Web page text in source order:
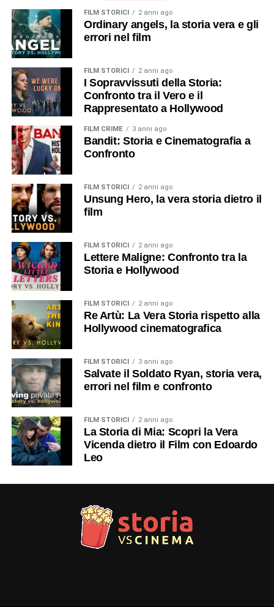
FILM STORICI 2 anni ago
Ordinary angels, la storia vera e gli
errori nel film
FILM STORICI 2 anni ago
I Sopravvissuti della Storia:
Confronto tra il Vero e il
Rappresentato a Hollywood
FILM CRIME 3 anni ago
Bandit: Storia e Cinematografia a
Confronto
FILM STORICI 2 anni ago
Unsung Hero, la vera storia dietro il
film
FILM STORICI 2 anni ago
Lettere Maligne: Confronto tra la
Storia e Hollywood
FILM STORICI 2 anni ago
Re Artù: La Vera Storia rispetto alla
Hollywood cinematografica
FILM STORICI 3 anni ago
Salvate il Soldato Ryan, storia vera,
errori nel film e confronto
FILM STORICI 2 anni ago
La Storia di Mia: Scopri la Vera
Vicenda dietro il Film con Edoardo
Leo